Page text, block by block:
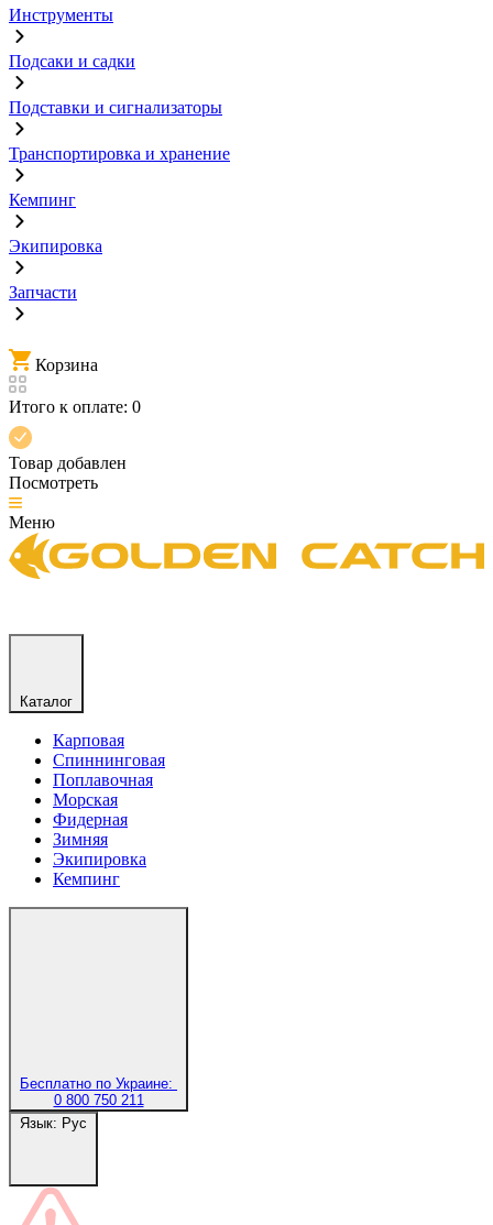
Инструменты
Подсаки и садки
Подставки и сигнализаторы
Транспортировка и хранение
Кемпинг
Экипировка
Запчасти
Корзина
Итого к оплате: 0
Товар добавлен
Посмотреть
Меню
Каталог
Карповая
Спиннинговая
Поплавочная
Морская
Фидерная
Зимняя
Экипировка
Кемпинг
Бесплатно по Украине:
0 800 750 211
Язык: Рус